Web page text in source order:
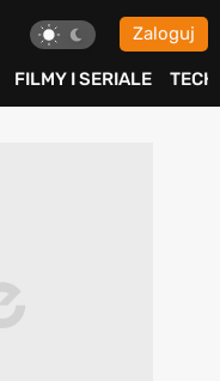
Zaloguj
FILMY I SERIALE TECH